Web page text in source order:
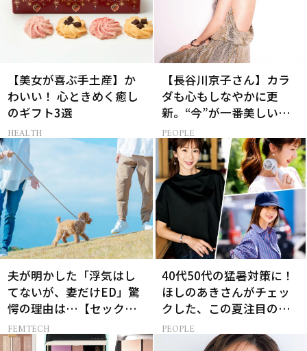
【美女が喜ぶ手土産】か
わいい！ 心ときめく癒し
のギフト3選
HEALTH
【長谷川京子さん】カラ
ダも心もしなやかに更
新。“今”が一番美しい
［特別画像集］
PEOPLE
夫が明かした「浮気はし
てないが、妻だけED」驚
愕の理由は…【セックス
レス AND THE CITY -女た
ちの告白-】
FEMTECH
40代50代の猛暑対策に！
ほしのあきさんがチェッ
クした、この夏注目の暑
さ対策グッズ3選
PEOPLE